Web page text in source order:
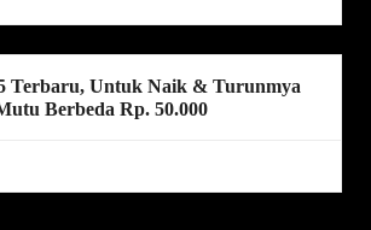
Terbaru, Untuk Naik & Turunmya
Berbeda Rp. 50.000